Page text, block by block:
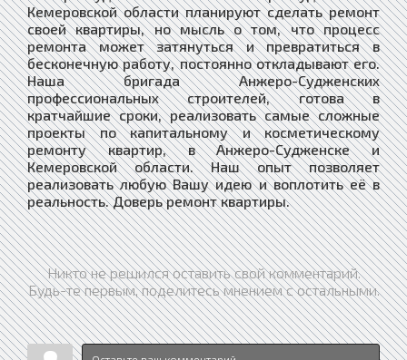
Кемеровской области планируют сделать ремонт
своей квартиры, но мысль о том, что процесс
ремонта может затянуться и превратиться в
бесконечную работу, постоянно откладывают его.
Наша бригада Анжеро-Судженских
профессиональных строителей, готова в
кратчайшие сроки, реализовать самые сложные
проекты по капитальному и косметическому
ремонту квартир, в Анжеро-Судженске и
Кемеровской области. Наш опыт позволяет
реализовать любую Вашу идею и воплотить её в
реальность. Доверь ремонт квартиры.
Никто не решился оставить свой комментарий.
Будь-те первым, поделитесь мнением с остальными.